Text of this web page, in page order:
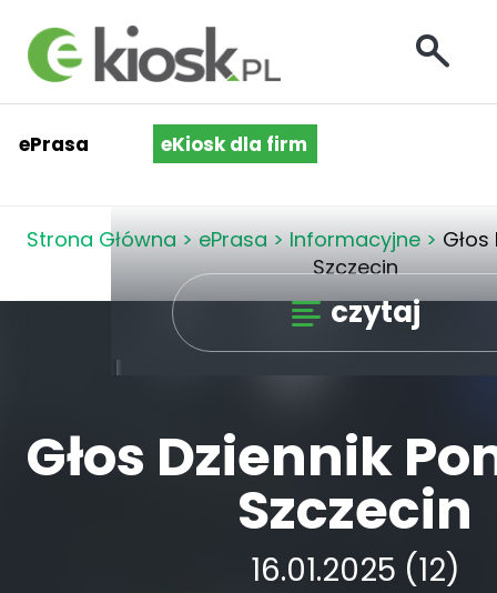
ePrasa eKiosk dla firm
Strona Główna > ePrasa > Informacyjne >
Szczecin
czytaj
Głos Dziennik
Szczecin
16.01.2025 (12)